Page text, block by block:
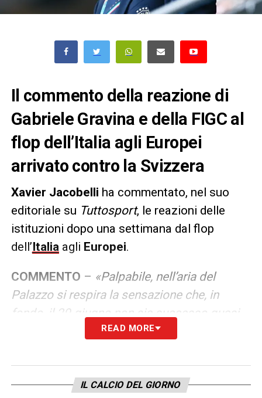
Il commento della reazione di
Gabriele Gravina e della FIGC al
flop dell’Italia agli Europei
arrivato contro la Svizzera
Xavier Jacobelli ha commentato, nel suo
editoriale su Tuttosport, le reazioni delle
istituzioni dopo una settimana dal flop
dell’Italia agli Europei.
COMMENTO – «Palpabile, nell’aria del
Palazzo si respira la sensazione che, in
fondo, il 29 giugno non sia successo quasi
nulla. Maddai, cosa volete che sia: è andata
scippata di un rigore dal peggior arbitro
della Via Lattea; è andato a casa anche il
READ MORE
IL CALCIO DEL GIORNO